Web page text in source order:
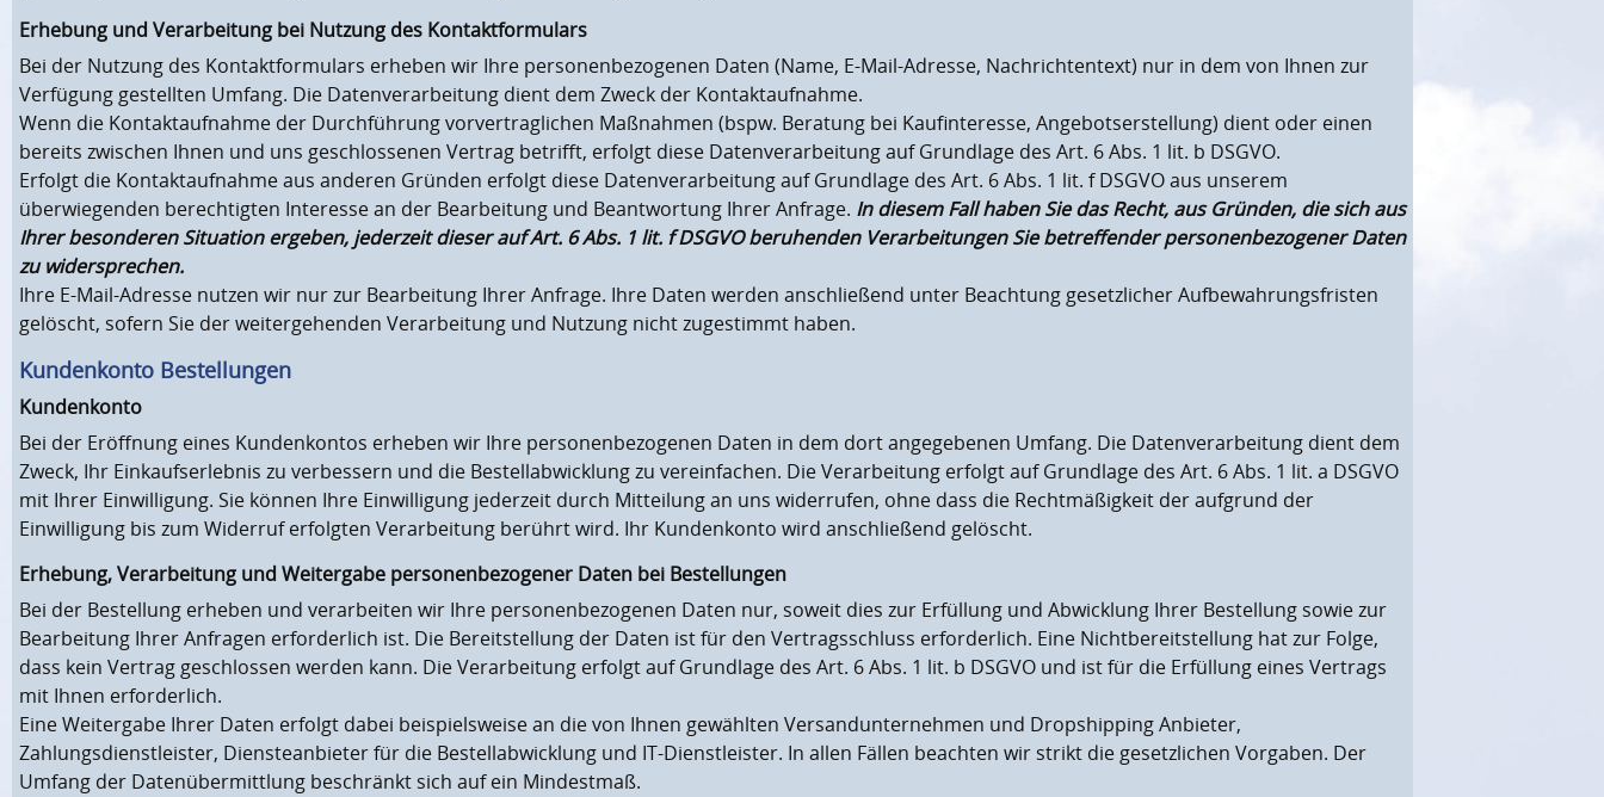
Erhebung und Verarbeitung bei Nutzung des Kontaktformulars
Bei der Nutzung des Kontaktformulars erheben wir Ihre personenbezogenen Daten (Name, E-Mail-Adresse, Nachrichtentext) nur in dem von Ihnen zur
Verfügung gestellten Umfang. Die Datenverarbeitung dient dem Zweck der Kontaktaufnahme.
Wenn die Kontaktaufnahme der Durchführung vorvertraglichen Maßnahmen (bspw. Beratung bei Kaufinteresse, Angebotserstellung) dient oder einen
bereits zwischen Ihnen und uns geschlossenen Vertrag betrifft, erfolgt diese Datenverarbeitung auf Grundlage des Art. 6 Abs. 1 lit. b DSGVO.
Erfolgt die Kontaktaufnahme aus anderen Gründen erfolgt diese Datenverarbeitung auf Grundlage des Art. 6 Abs. 1 lit. f DSGVO aus unserem
überwiegenden berechtigten Interesse an der Bearbeitung und Beantwortung Ihrer Anfrage. In diesem Fall haben Sie das Recht, aus Gründen, die sich aus
Ihrer besonderen Situation ergeben, jederzeit dieser auf Art. 6 Abs. 1 lit. f DSGVO beruhenden Verarbeitungen Sie betreffender personenbezogener Daten
zu widersprechen.
Ihre E-Mail-Adresse nutzen wir nur zur Bearbeitung Ihrer Anfrage. Ihre Daten werden anschließend unter Beachtung gesetzlicher Aufbewahrungsfristen
gelöscht, sofern Sie der weitergehenden Verarbeitung und Nutzung nicht zugestimmt haben.
Kundenkonto Bestellungen
Kundenkonto
Bei der Eröffnung eines Kundenkontos erheben wir Ihre personenbezogenen Daten in dem dort angegebenen Umfang. Die Datenverarbeitung dient dem
Zweck, Ihr Einkaufserlebnis zu verbessern und die Bestellabwicklung zu vereinfachen. Die Verarbeitung erfolgt auf Grundlage des Art. 6 Abs. 1 lit. a DSGVO
mit Ihrer Einwilligung. Sie können Ihre Einwilligung jederzeit durch Mitteilung an uns widerrufen, ohne dass die Rechtmäßigkeit der aufgrund der
Einwilligung bis zum Widerruf erfolgten Verarbeitung berührt wird. Ihr Kundenkonto wird anschließend gelöscht.
Erhebung, Verarbeitung und Weitergabe personenbezogener Daten bei Bestellungen
Bei der Bestellung erheben und verarbeiten wir Ihre personenbezogenen Daten nur, soweit dies zur Erfüllung und Abwicklung Ihrer Bestellung sowie zur
Bearbeitung Ihrer Anfragen erforderlich ist. Die Bereitstellung der Daten ist für den Vertragsschluss erforderlich. Eine Nichtbereitstellung hat zur Folge,
dass kein Vertrag geschlossen werden kann. Die Verarbeitung erfolgt auf Grundlage des Art. 6 Abs. 1 lit. b DSGVO und ist für die Erfüllung eines Vertrags
mit Ihnen erforderlich.
Eine Weitergabe Ihrer Daten erfolgt dabei beispielsweise an die von Ihnen gewählten Versandunternehmen und Dropshipping Anbieter,
Zahlungsdienstleister, Diensteanbieter für die Bestellabwicklung und IT-Dienstleister. In allen Fällen beachten wir strikt die gesetzlichen Vorgaben. Der
Umfang der Datenübermittlung beschränkt sich auf ein Mindestmaß.